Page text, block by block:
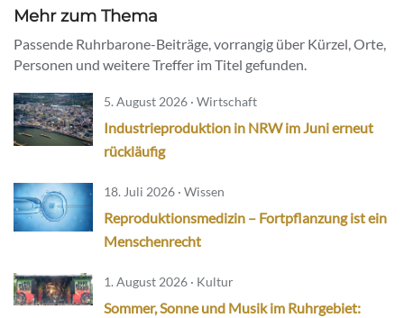
Mehr zum Thema
Passende Ruhrbarone-Beiträge, vorrangig über Kürzel, Orte,
Personen und weitere Treffer im Titel gefunden.
5. August 2026 · Wirtschaft
Industrieproduktion in NRW im Juni erneut
rückläufig
18. Juli 2026 · Wissen
Reproduktionsmedizin – Fortpflanzung ist ein
Menschenrecht
1. August 2026 · Kultur
Sommer, Sonne und Musik im Ruhrgebiet: